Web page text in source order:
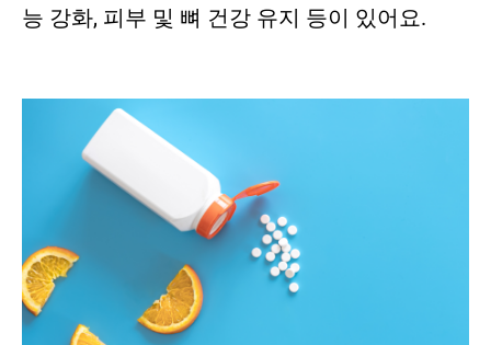
능 강화, 피부 및 뼈 건강 유지 등이 있어요.